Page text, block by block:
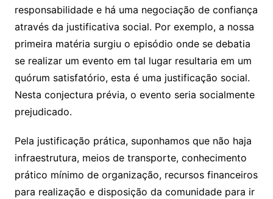
responsabilidade e há uma negociação de confiança
através da justificativa social. Por exemplo, a nossa
primeira matéria surgiu o episódio onde se debatia
se realizar um evento em tal lugar resultaria em um
quórum satisfatório, esta é uma justificação social.
Nesta conjectura prévia, o evento seria socialmente
prejudicado.
Pela justificação prática, suponhamos que não haja
infraestrutura, meios de transporte, conhecimento
prático mínimo de organização, recursos financeiros
para realização e disposição da comunidade para ir